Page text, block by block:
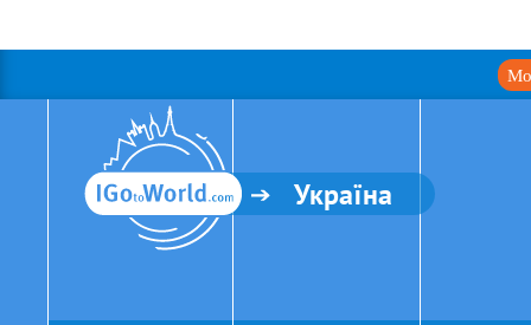
Україна